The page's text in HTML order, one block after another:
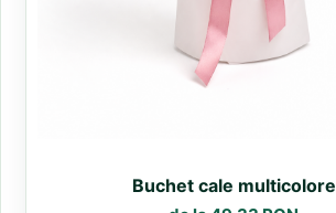
Buchet cale multicolore